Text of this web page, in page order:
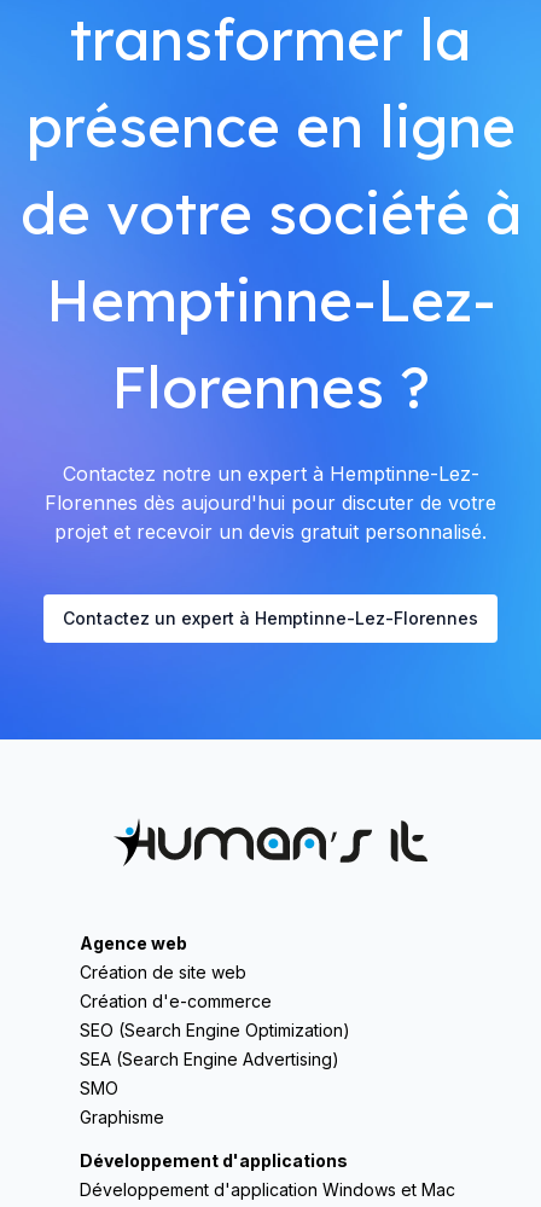
transformer la
présence en ligne
de votre société à
Hemptinne-Lez-
Florennes ?
Contactez notre un expert à Hemptinne-Lez-
Florennes dès aujourd'hui pour discuter de votre
projet et recevoir un devis gratuit personnalisé.
Contactez un expert à Hemptinne-Lez-Florennes
Agence web
Création de site web
Création d'e-commerce
SEO (Search Engine Optimization)
SEA (Search Engine Advertising)
SMO
Graphisme
Développement d'applications
Développement d'application Windows et Mac